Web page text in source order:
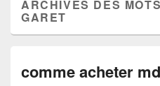
ARCHIVES DES
GARET
comme acheter